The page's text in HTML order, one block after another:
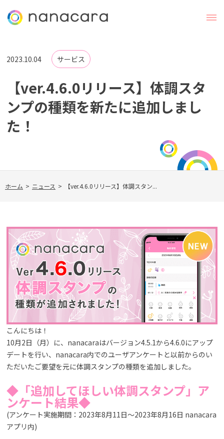
2023.10.04 サービス
【ver.4.6.0リリース】体調スタ
ンプの種類を新たに追加しまし
た！
ホーム > ニュース > 【ver.4.6.0リリース】体調スタン...
こんにちは！
10月2日（月）に、nanacaraはバージョン4.5.1から4.6.0にアップ
デートを行い、nanacara内でのユーザアンケートと以前からのい
ただいたご要望を元に体調スタンプの種類を追加しました。
◆「追加してほしい体調スタンプ」ア
ンケート結果◆
(アンケート実施期間：2023年8月11日～2023年8月16日 nanacara
アプリ内)